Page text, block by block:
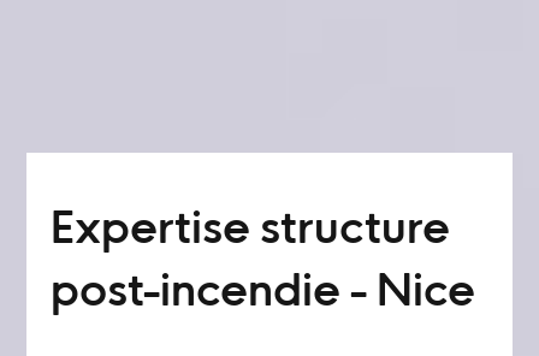
Expertise structure
post-incendie - Nice